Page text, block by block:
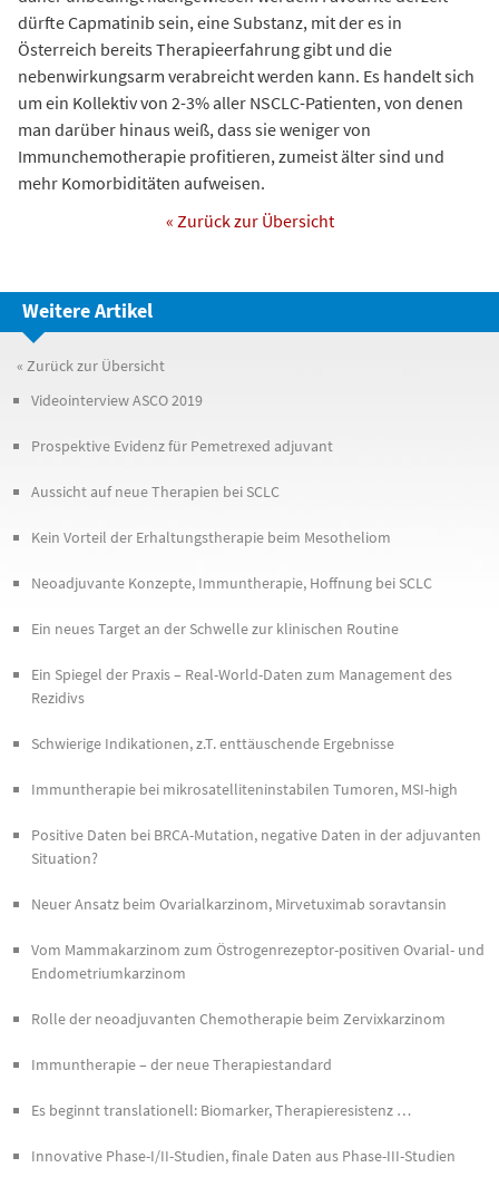
dürfte Capmatinib sein, eine Substanz, mit der es in
Österreich bereits Therapieerfahrung gibt und die
nebenwirkungsarm verabreicht werden kann. Es handelt sich
um ein Kollektiv von 2-3% aller NSCLC-Patienten, von denen
man darüber hinaus weiß, dass sie weniger von
Immunchemotherapie profitieren, zumeist älter sind und
mehr Komorbiditäten aufweisen.
« Zurück zur Übersicht
Weitere Artikel
« Zurück zur Übersicht
Videointerview ASCO 2019
Prospektive Evidenz für Pemetrexed adjuvant
Aussicht auf neue Therapien bei SCLC
Kein Vorteil der Erhaltungstherapie beim Mesotheliom
Neoadjuvante Konzepte, Immuntherapie, Hoffnung bei SCLC
Ein neues Target an der Schwelle zur klinischen Routine
Ein Spiegel der Praxis – Real-World-Daten zum Management des
Rezidivs
Schwierige Indikationen, z.T. enttäuschende Ergebnisse
Immuntherapie bei mikrosatelliteninstabilen Tumoren, MSI-high
Positive Daten bei BRCA-Mutation, negative Daten in der adjuvanten
Situation?
Neuer Ansatz beim Ovarialkarzinom, Mirvetuximab soravtansin
Vom Mammakarzinom zum Östrogenrezeptor-positiven Ovarial- und
Endometriumkarzinom
Rolle der neoadjuvanten Chemotherapie beim Zervixkarzinom
Immuntherapie – der neue Therapiestandard
Es beginnt translationell: Biomarker, Therapieresistenz …
Innovative Phase-I/II-Studien, finale Daten aus Phase-III-Studien